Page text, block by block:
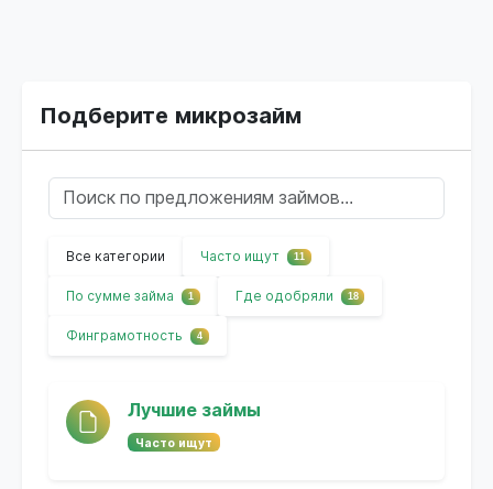
Подберите микрозайм
Все категории Часто ищут 11
По сумме займа 1 Где одобряли 18
Финграмотность 4
Лучшие займы
Часто ищут